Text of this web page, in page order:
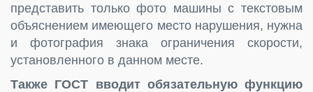
представить только фото машины с текстовым
объяснением имеющего место нарушения, нужна
и фотография знака ограничения скорости,
установленного в данном месте.
Также ГОСТ вводит обязательную функцию